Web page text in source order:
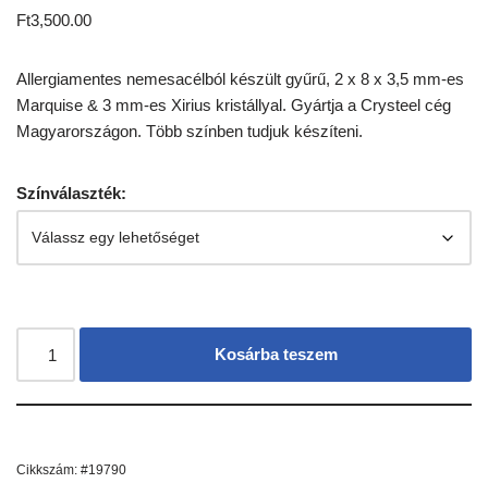
Ft3,500.00
Allergiamentes nemesacélból készült gyűrű, 2 x 8 x 3,5 mm-es
Marquise & 3 mm-es Xirius kristállyal. Gyártja a Crysteel cég
Magyarországon. Több színben tudjuk készíteni.
Színválaszték:
Kosárba teszem
Cikkszám: #19790